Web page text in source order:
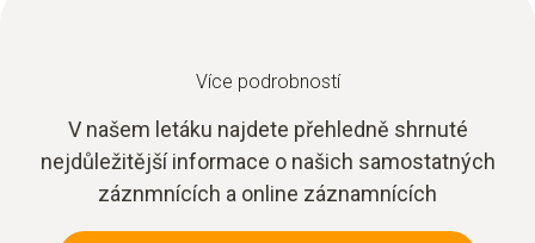
Více podrobností
V našem letáku najdete přehledně shrnuté
nejdůležitější informace o našich samostatných
záznmnících a online záznamnících